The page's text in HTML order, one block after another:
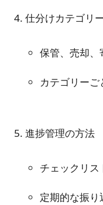
保管、売却
カテゴリー
進捗管理の方法
チェックリス
定期的な振